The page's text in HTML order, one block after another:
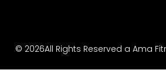
© 2026All Rights Reserved a Ama